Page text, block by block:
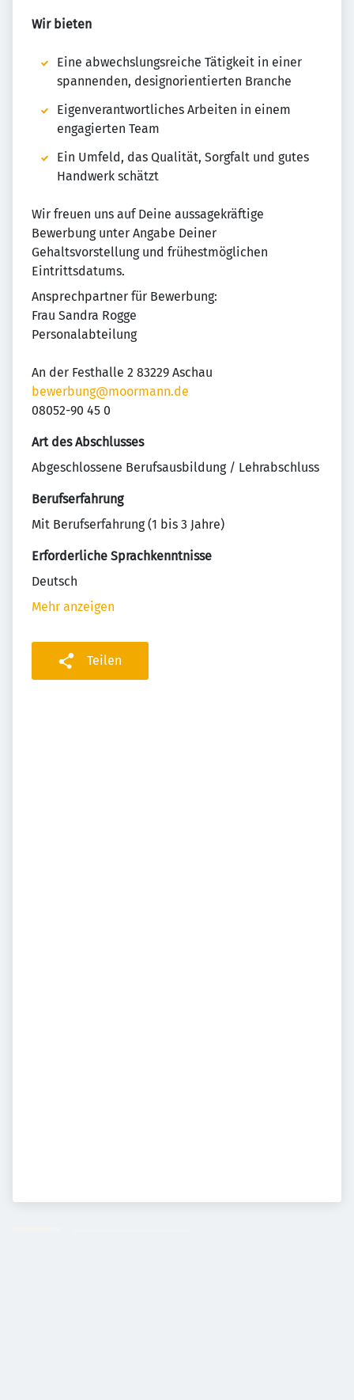
Wir bieten
Eine abwechslungsreiche Tätigkeit in einer
spannenden, designorientierten Branche
Eigenverantwortliches Arbeiten in einem
engagierten Team
Ein Umfeld, das Qualität, Sorgfalt und gutes
Handwerk schätzt
Wir freuen uns auf Deine aussagekräftige
Bewerbung unter Angabe Deiner
Gehaltsvorstellung und frühestmöglichen
Eintrittsdatums.
Ansprechpartner für Bewerbung:
Frau Sandra Rogge
Personalabteilung
An der Festhalle 2 83229 Aschau
bewerbung@moormann.de
08052-90 45 0
Art des Abschlusses
Abgeschlossene Berufsausbildung / Lehrabschluss
Berufserfahrung
Mit Berufserfahrung (1 bis 3 Jahre)
Erforderliche Sprachkenntnisse
Deutsch
Mehr anzeigen
Teilen